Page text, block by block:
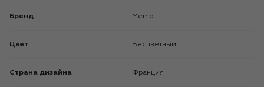
Бренд Memo
Цвет Бесцветный
Страна дизайна Франция